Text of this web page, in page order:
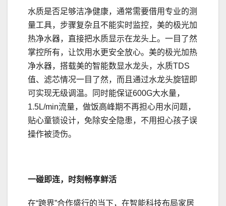
水质是否足够洁净健康，通常需要借用专业的测
量工具，步骤复杂且不能实时监控，美的极光加
热净水器，直接把水质显示在龙头上。一目了然
掌控所有，让饮用水更安全放心。美的极光加热
净水器，搭载美的智能数显水龙头，水质TDS
值、滤芯情况一目了然，而且通过水龙头旋钮即
可实现无级调温。同时能保证600G大水量，
1.5L/min流量，做饭高峰期不再担心用水问题，
贴心童锁设计，免除安全隐患，不用担心孩子误
操作被烫伤。
一碰即连，时刻畅享鲜活
在“跨界”合作盛行的当下，在智能科技布局家居